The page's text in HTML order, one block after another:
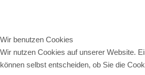
Wir benutzen Cookies
Wir nutzen Cookies auf unserer Website.
können selbst entscheiden, ob Sie die